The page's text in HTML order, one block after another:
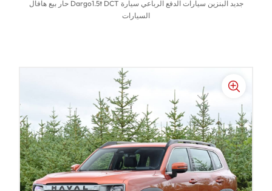
حار بيع هافال Dargo1.5t DCT جديد البنزين سيارات الدفع الرباعي سيارة
السيارات